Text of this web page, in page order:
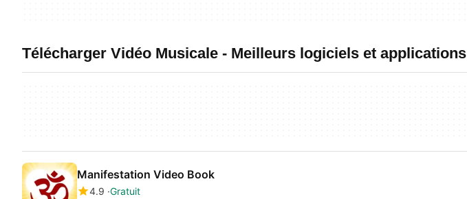
Télécharger Vidéo Musicale - Meilleurs logiciels et applications
Manifestation Video Book
4.9 Gratuit